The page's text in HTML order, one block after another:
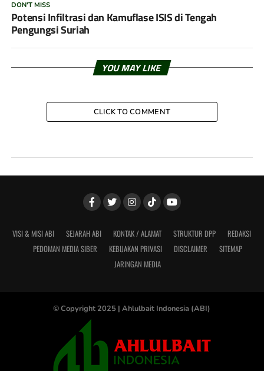
DON'T MISS
Potensi Infiltrasi dan Kamuflase ISIS di Tengah
Pengungsi Suriah
YOU MAY LIKE
CLICK TO COMMENT
VISI & MISI ABI SEJARAH ABI KONTAK / ALAMAT STRUKTUR DPP
REDAKSI
PEDOMAN MEDIA SIBER
KEBIJAKAN PRIVASI DISCLAIMER
SITEMAP
JARINGAN MEDIA
© Copyright 2025 | Ahlulbait Indonesia (ABI)